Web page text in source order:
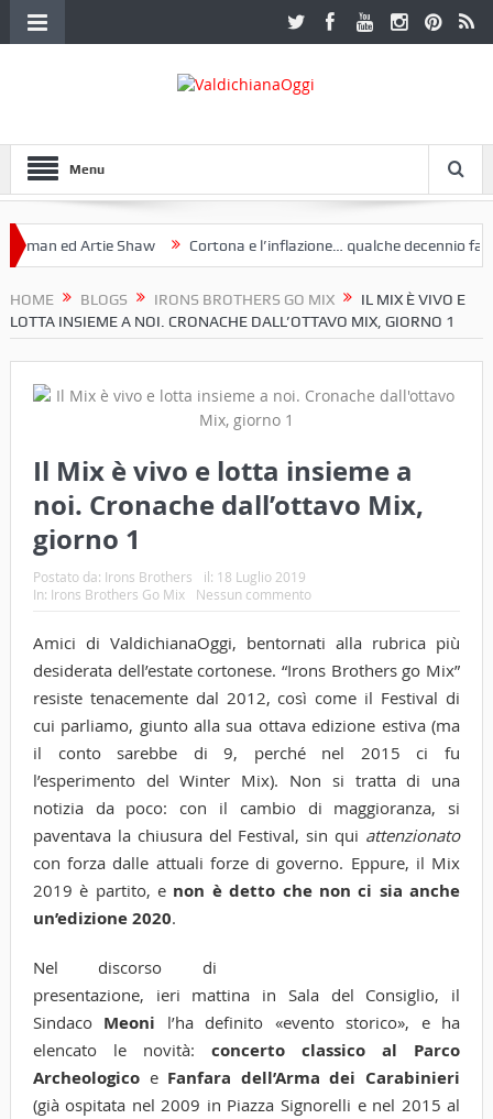
Menu
Artie Shaw Cortona e l’inflazione… qualche decennio fa (“Anche
HOME BLOGS IRONS BROTHERS GO MIX
IL MIX È VIVO E
LOTTA INSIEME A NOI. CRONACHE DALL’OTTAVO MIX, GIORNO 1
Il Mix è vivo e lotta insieme a
noi. Cronache dall’ottavo Mix,
giorno 1
Postato da: Irons Brothers il: 18 Luglio 2019
In: Irons Brothers Go Mix Nessun commento
Amici di ValdichianaOggi, bentornati alla rubrica più
desiderata dell’estate cortonese. “Irons Brothers go Mix”
resiste tenacemente dal 2012, così come il Festival di
cui parliamo, giunto alla sua ottava edizione estiva (ma
il conto sarebbe di 9, perché nel 2015 ci fu
l’esperimento del Winter Mix). Non si tratta di una
notizia da poco: con il cambio di maggioranza, si
paventava la chiusura del Festival, sin qui attenzionato
con forza dalle attuali forze di governo. Eppure, il Mix
2019 è partito, e non è detto che non ci sia anche
un’edizione 2020.
Nel discorso di
presentazione, ieri mattina in Sala del Consiglio, il
Sindaco Meoni l’ha definito «evento storico», e ha
elencato le novità: concerto classico al Parco
Archeologicoe Fanfara dell’Arma dei Carabinieri
(già ospitata nel 2009 in Piazza Signorelli e nel 2015 al